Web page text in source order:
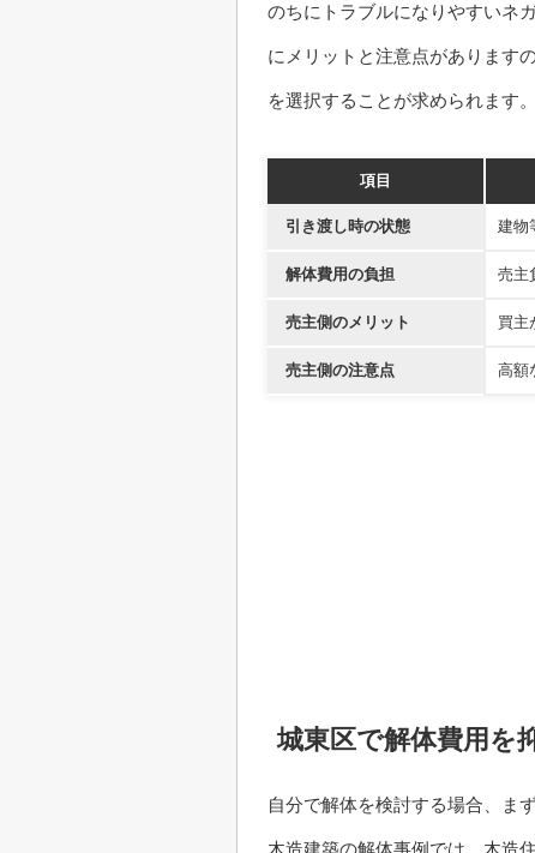
のちにトラブルになりやすいネ
にメリットと注意点があります
を選択することが求められます。
項目
引き渡し時の状態 建物
解体費用の負担 売主
売主側のメリット 買主
売主側の注意点 高額
城東区で解体費用を
自分で解体を検討する場合、ま
木造建築の解体事例では、木造